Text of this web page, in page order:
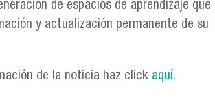
de espacios de aprendizaje que
y actualización permanente de su
de la noticia haz click aquí.